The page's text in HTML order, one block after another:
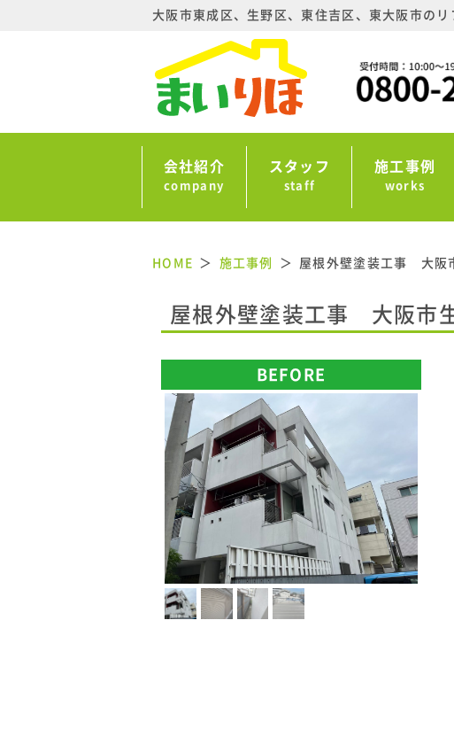
大阪市東成区、生野区、東住吉区、東大阪市の
会社紹介
company
スタッフ
staff
施工事例
works
HOME 施工事例 屋根外壁塗装工事 大阪
屋根外壁塗装工事 大阪市
BEFORE